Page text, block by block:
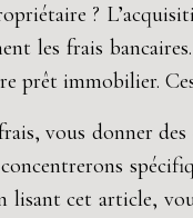
?
les frais
prêt immobilier.
vous donner
lisant cet article,